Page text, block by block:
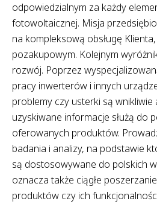
odpowiedzialnym za każdy
fotowoltaicznej. Misja
na kompleksową obsługę
pozakupowym. Kolejnym
rozwój. Poprzez
pracy inwerterów i innych
problemy czy usterki są wnikliwie
uzyskiwane informacje służą do
oferowanych produktów.
badania i analizy, na podstawie
są dostosowywane do polskich
oznacza także ciągłe
produktów czy ich